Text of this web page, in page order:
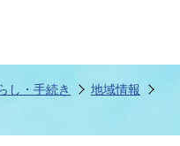
し・手続き
地域情報